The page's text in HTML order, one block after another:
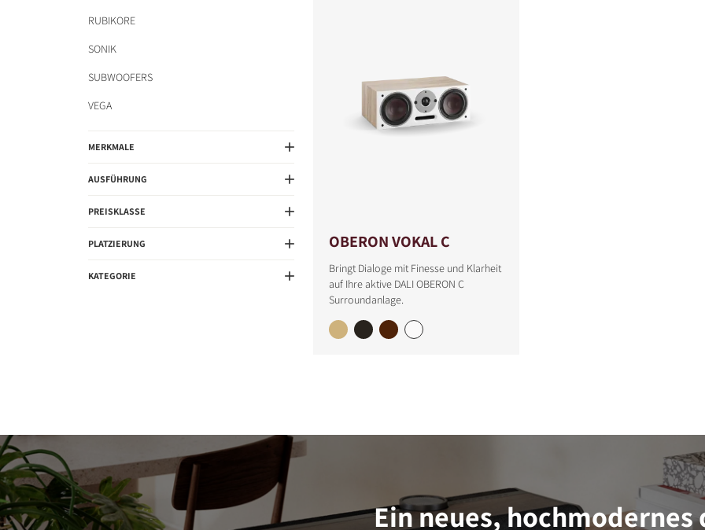
RUBIKORE
SONIK
SUBWOOFERS
VEGA
MERKMALE
AUSFÜHRUNG
PREISKLASSE
PLATZIERUNG
KATEGORIE
OBERON VOKAL C
Bringt Dialoge mit Finesse und Klarheit
auf Ihre aktive DALI OBERON C
Surroundanlage.
Ein neues,